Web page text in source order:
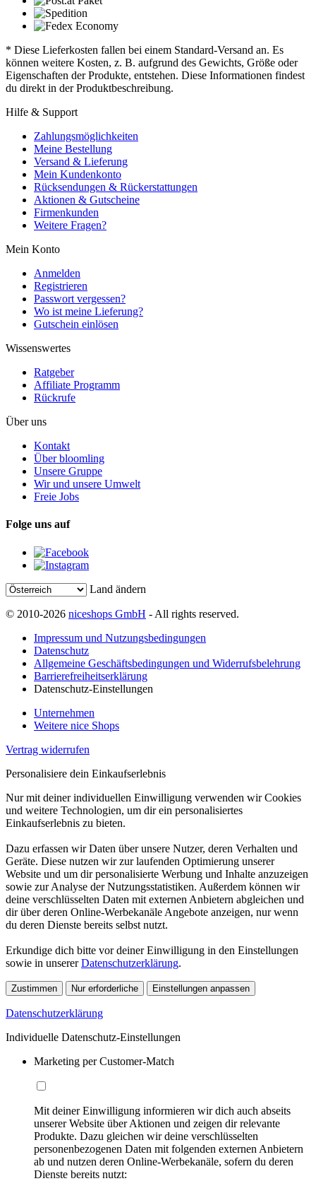
* Diese Lieferkosten fallen bei einem Standard-Versand an. Es
können weitere Kosten, z. B. aufgrund des Gewichts, Größe oder
Eigenschaften der Produkte, entstehen. Diese Informationen findest
du direkt in der Produktbeschreibung.
Hilfe & Support
Zahlungsmöglichkeiten
Meine Bestellung
Versand & Lieferung
Mein Kundenkonto
Rücksendungen & Rückerstattungen
Aktionen & Gutscheine
Firmenkunden
Weitere Fragen?
Mein Konto
Anmelden
Registrieren
Passwort vergessen?
Wo ist meine Lieferung?
Gutschein einlösen
Wissenswertes
Ratgeber
Affiliate Programm
Rückrufe
Über uns
Kontakt
Über bloomling
Unsere Gruppe
Wir und unsere Umwelt
Freie Jobs
Folge uns auf
Land ändern
© 2010-2026 niceshops GmbH - All rights reserved.
Impressum und Nutzungsbedingungen
Datenschutz
Allgemeine Geschäftsbedingungen und Widerrufsbelehrung
Barrierefreiheitserklärung
Datenschutz-Einstellungen
Unternehmen
Weitere nice Shops
Vertrag widerrufen
Personalisiere dein Einkaufserlebnis
Nur mit deiner individuellen Einwilligung verwenden wir Cookies
und weitere Technologien, um dir ein personalisiertes
Einkaufserlebnis zu bieten.
Dazu erfassen wir Daten über unsere Nutzer, deren Verhalten und
Geräte. Diese nutzen wir zur laufenden Optimierung unserer
Website und um dir personalisierte Werbung und Inhalte anzuzeigen
sowie zur Analyse der Nutzungsstatistiken. Außerdem können wir
deine verschlüsselten Daten mit externen Anbietern abgleichen und
dir über deren Online-Werbekanäle Angebote anzeigen, nur wenn
du deren Dienste bereits selbst nutzt.
Erkundige dich bitte vor deiner Einwilligung in den Einstellungen
sowie in unsererDatenschutzerklärung.
Zustimmen Nur erforderliche Einstellungen anpassen
Datenschutzerklärung
Individuelle Datenschutz-Einstellungen
Marketing per Customer-Match
Mit deiner Einwilligung informieren wir dich auch abseits
unserer Website über Aktionen und zeigen dir relevante
Produkte. Dazu gleichen wir deine verschlüsselten
personenbezogenen Daten mit folgenden externen Anbietern
ab und nutzen deren Online-Werbekanäle, sofern du deren
Dienste bereits nutzt: